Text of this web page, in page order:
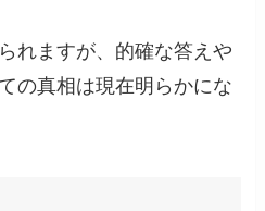
れますが、的確な答えや
の真相は現在明らかにな